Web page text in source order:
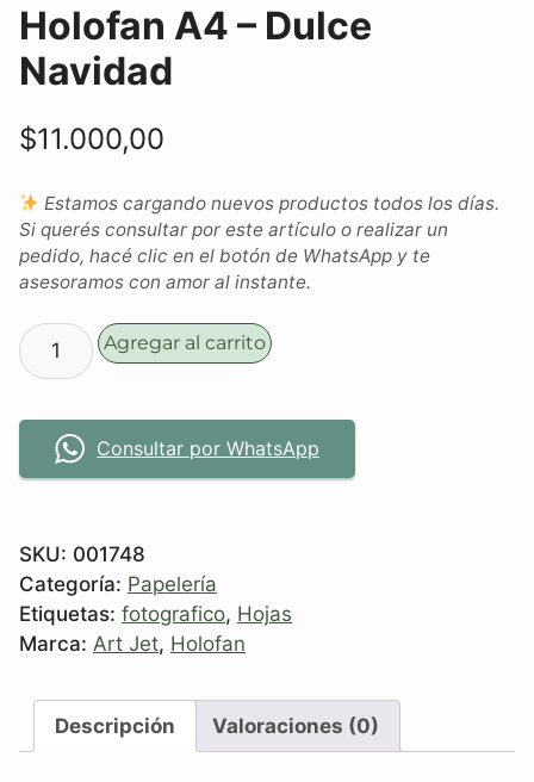
Holofan A4 – Dulce
Navidad
$11.000,00
Estamos cargando nuevos productos todos los días.
Si querés consultar por este artículo o realizar un
pedido, hacé clic en el botón de WhatsApp y te
asesoramos con amor al instante.
Agregar al carrito
Consultar por WhatsApp
SKU: 001748
Categoría: Papelería
Etiquetas: fotografico, Hojas
Marca: Art Jet, Holofan
Descripción Valoraciones (0)